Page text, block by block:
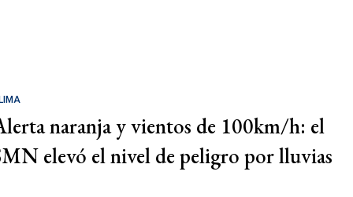
naranja y vientos de 100km/h: el
elevó el nivel de peligro por lluvias